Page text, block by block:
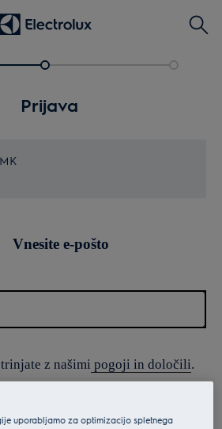
Išči
Prijava
Vnesite e-pošto
z našimi pogoji in določili.
izjavo o varstvu podatkov.
uporabljamo za optimizacijo spletnega